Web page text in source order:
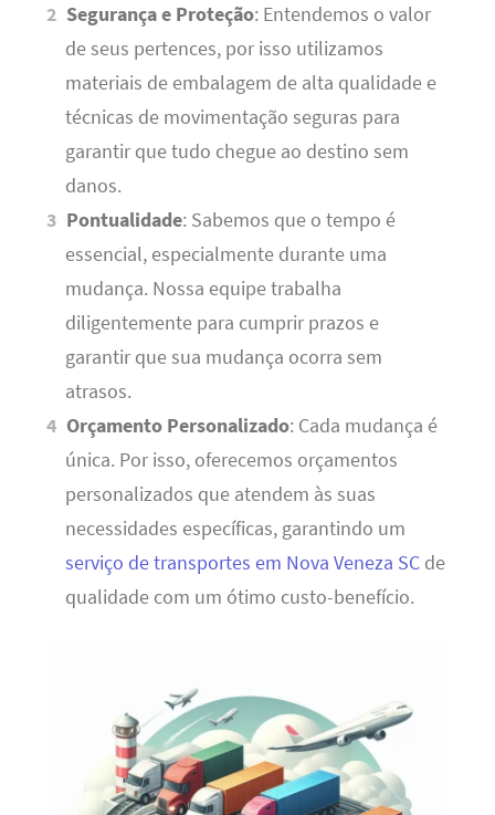
Segurança e Proteção: Entendemos o valor
de seus pertences, por isso utilizamos
materiais de embalagem de alta qualidade e
técnicas de movimentação seguras para
garantir que tudo chegue ao destino sem
danos.
Pontualidade: Sabemos que o tempo é
essencial, especialmente durante uma
mudança. Nossa equipe trabalha
diligentemente para cumprir prazos e
garantir que sua mudança ocorra sem
atrasos.
Orçamento Personalizado: Cada mudança é
única. Por isso, oferecemos orçamentos
personalizados que atendem às suas
necessidades específicas, garantindo um
serviço de transportes em Nova Veneza SCde
qualidade com um ótimo custo-benefício.